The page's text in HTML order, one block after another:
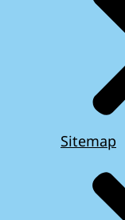
Sitemap